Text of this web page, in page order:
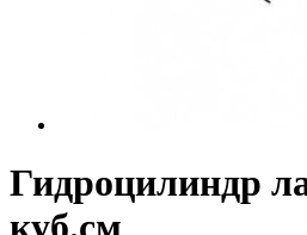
Гидроцилиндр